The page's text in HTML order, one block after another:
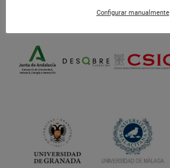
Configurar manualmente